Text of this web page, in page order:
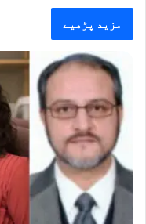
مزید پڑھیے